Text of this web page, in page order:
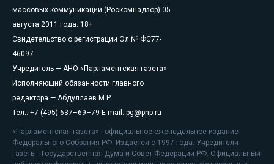
массовых коммуникаций (Роскомнадзор) 05
августа 2011 года. 18+
Свидетельство о регистрации Эл № ФС77-
46097
Учредитель — АНО «Парламентская газета»
Исполняющий обязанности главного
редактора — Абдуллаев М.Р.
Тел.: +7 (495) 637–69–79 E-mail: pg@pnp.ru
«Парламентская газета» - официальное еженедельное издание
Федерального Собрания РФ. Издается с 1997 года. Учредители
газеты - Государственная Дума и Совет Федерации РФ. Официальный